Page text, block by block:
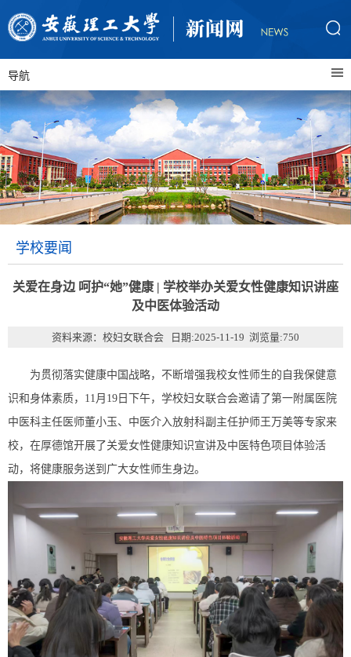
导航
学校要闻
关爱在身边 呵护“她”健康 | 学校举办关爱女性健康知识讲座
及中医体验活动
资料来源：校妇女联合会 日期:2025-11-19 浏览量:750
为贯彻落实健康中国战略，不断增强我校女性师生的自我保健意
识和身体素质，11月19日下午，学校妇女联合会邀请了第一附属医院
中医科主任医师董小玉、中医介入放射科副主任护师王万美等专家来
校，在厚德馆开展了关爱女性健康知识宣讲及中医特色项目体验活
动，将健康服务送到广大女性师生身边。